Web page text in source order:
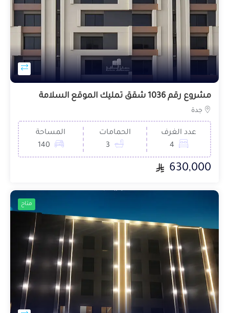
مشروع رقم 1036 شقق تمليك الموقع السلامة
جدة
عدد الغرف
4
الحمامات
3
المساحة
140
630,000
متاح